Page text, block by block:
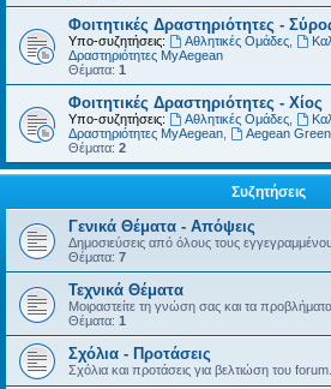
Φοιτητικές Δραστηριότητες -
Υπο-συζητήσεις: Αθλητικές Ομάδες,
Δραστηριότητες MyAegean
Θέματα: 1
Φοιτητικές Δραστηριότητες - Χίος
Υπο-συζητήσεις: Αθλητικές Ομάδες,
Δραστηριότητες MyAegean
Aegean
Θέματα: 2
Συζητήσεις
Γενικά Θέματα - Απόψεις
Δημοσιεύσεις από όλους τους
Θέματα: 7
Τεχνικά Θέματα
Μοιραστείτε τη γνώση σας και τα
Θέματα: 1
Σχόλια - Προτάσεις
Σχόλια και προτάσεις για βελτιώση του forum.